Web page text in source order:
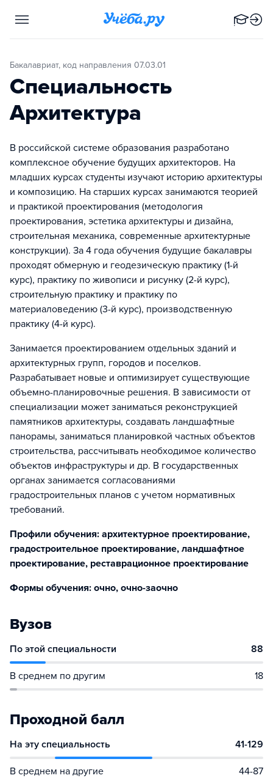
Бакалавриат, код направления 07.03.01
Специальность
Архитектура
В российской системе образования разработано
комплексное обучение будущих архитекторов. На
младших курсах студенты изучают историю архитектуры
и композицию. На старших курсах занимаются теорией
и практикой проектирования (методология
проектирования, эстетика архитектуры и дизайна,
строительная механика, современные архитектурные
конструкции). За 4 года обучения будущие бакалавры
проходят обмерную и геодезическую практику (1-й
курс), практику по живописи и рисунку (2-й курс),
строительную практику и практику по
материаловедению (3-й курс), производственную
практику (4-й курс).
Занимается проектированием отдельных зданий и
архитектурных групп, городов и поселков.
Разрабатывает новые и оптимизирует существующие
объемно-планировочные решения. В зависимости от
специализации может заниматься реконструкцией
памятников архитектуры, создавать ландшафтные
панорамы, заниматься планировкой частных объектов
строительства, рассчитывать необходимое количество
объектов инфраструктуры и др. В государственных
органах занимается согласованиями
градостроительных планов с учетом нормативных
требований.
Профили обучения: архитектурное проектирование,
градостроительное проектирование, ландшафтное
проектирование, реставрационное проектирование
Формы обучения: очно, очно-заочно
Вузов
По этой специальности 88
В среднем по другим 18
Проходной балл
На эту специальность 41-129
В среднем на другие 44-87